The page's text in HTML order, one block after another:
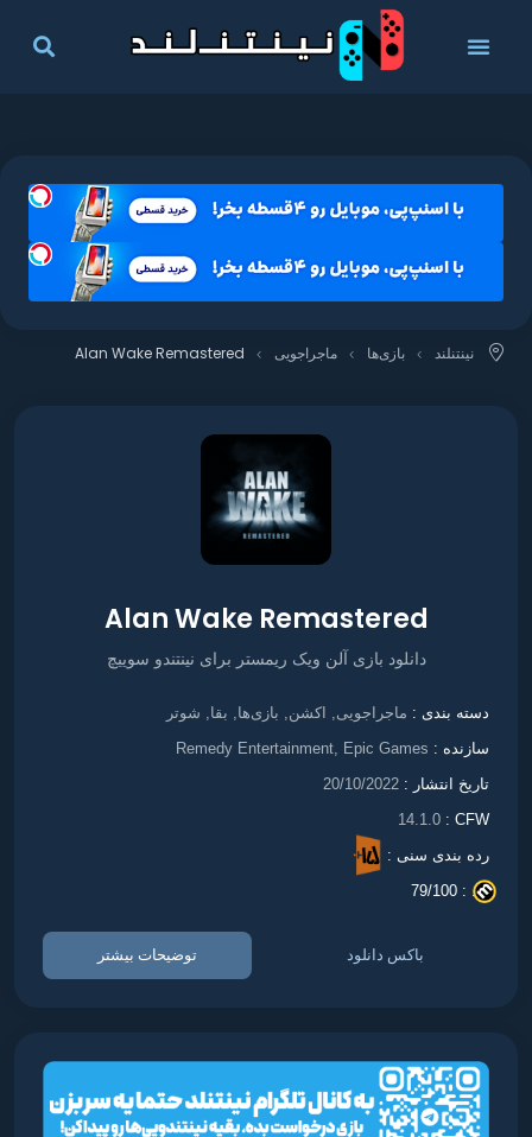
نینتنلند بازی‌ها ماجراجویی Alan Wake Remastered
Alan Wake Remastered
دانلود بازی آلن ویک ریمستر برای نینتندو سوییچ
دسته بندی : ماجراجویی اکشن بازی‌ها بقا شوتر
سازنده : Remedy Entertainment, Epic Games
تاریخ انتشار : 20/10/2022
CFW :
14.1.0
رده بندی سنی :
. :
79/100
باکس دانلود توضیحات بیشتر